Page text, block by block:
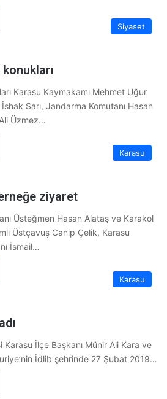
Siyaset
Karasu Kaymakamı Mehmet Uğur
Sarı, Jandarma Komutanı Hasan
Üzmez…
Karasu
ziyaret
Üsteğmen Hasan Alataş ve Karakol
Üstçavuş Canip Çelik, Karasu
İsmail…
Karasu
İlçe Başkanı Münir Ali Kara ve
İdlib şehrinde 27 Şubat 2019…